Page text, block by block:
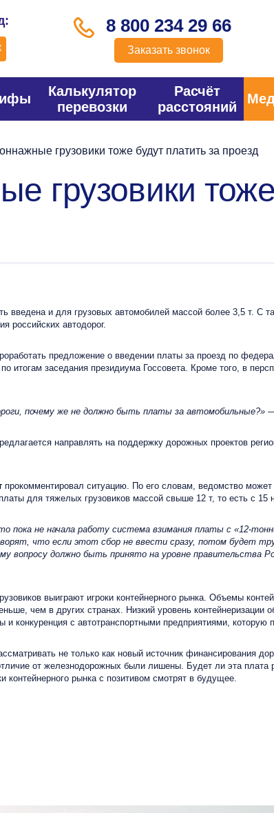
8 800 234 29 66
Заказать звонок
Калькулятор
перевозки
Расчёт
расстояний
грузовики тоже будут платить за проезд
грузовики
и для грузовых автомобилей массой более 3,5 т. С
российских автодорог.
предложение о введении платы за проезд по
итогам заседания президиума Госсовета. Кроме того, в
почему же не должно быть платы за автомобильные?»
направлять на поддержку дорожных проектов
прокомментировал ситуацию. По его словам, ведомство
для тяжелых грузовиков массой свыше 12 т, то есть с 15
не начала работу система взимания платы с «12-
что если этот сбор не ввести сразу, потом будет
вопросу должно быть принято на уровне правительства
выиграют игроки контейнерного рынка. Объемы
чем в других странах. Низкий уровень
конкуренция с автотранспортными предприятиями,
не только как новый источник финансирования
от железнодорожных были лишены. Будет ли эта
контейнерного рынка с позитивом смотрят в будущее.